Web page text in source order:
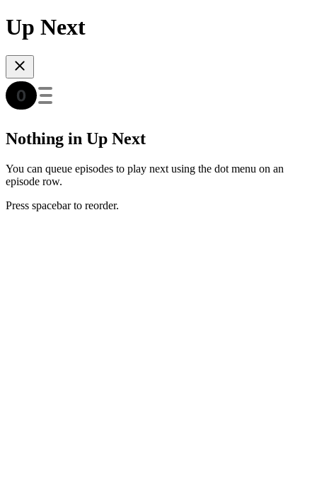
Up Next
Nothing in Up Next
You can queue episodes to play next using the dot menu on an
episode row.
Press spacebar to reorder.